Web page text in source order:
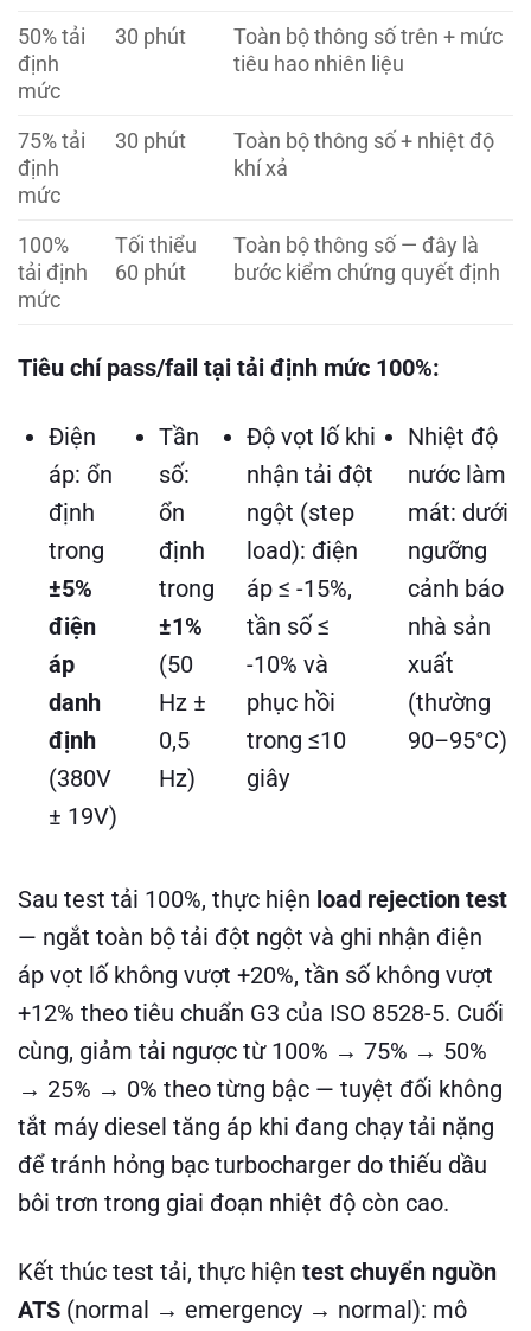
50% tải
định
mức
30 phút
Toàn bộ thông số trên + mức
tiêu hao nhiên liệu
75% tải
định
mức
30 phút
Toàn bộ thông số + nhiệt độ
khí xả
100%
tải định
mức
Tối thiểu
60 phút
Toàn bộ thông số — đây là
bước kiểm chứng quyết định
Tiêu chí pass/fail tại tải định mức 100%:
Điện
áp: ổn
định
trong
±5%
điện
áp
danh
định
(380V
± 19V)
Tần
số:
ổn
định
trong
±1%
(50
Hz ±
0,5
Hz)
Độ vọt lố khi
nhận tải đột
ngột (step
load): điện
áp ≤ -15%,
tần số ≤
-10% và
phục hồi
trong ≤10
giây
Nhiệt độ
nước làm
mát: dưới
ngưỡng
cảnh báo
nhà sản
xuất
(thường
90–95°C)
Sau test tải 100%, thực hiện load rejection test
— ngắt toàn bộ tải đột ngột và ghi nhận điện
áp vọt lố không vượt +20%, tần số không vượt
+12% theo tiêu chuẩn G3 của ISO 8528-5. Cuối
cùng, giảm tải ngược từ 100% → 75% → 50%
→ 25% → 0% theo từng bậc — tuyệt đối không
tắt máy diesel tăng áp khi đang chạy tải nặng
để tránh hỏng bạc turbocharger do thiếu dầu
bôi trơn trong giai đoạn nhiệt độ còn cao.
Kết thúc test tải, thực hiện test chuyển nguồn
ATS (normal → emergency → normal): mô